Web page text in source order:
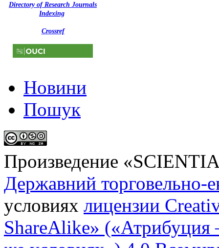
Directory of Research Journals
Indexing
Crossref
Новини
Пошук
Произведение «
Державний торговельно-
условиях лицензии
ShareAlike»